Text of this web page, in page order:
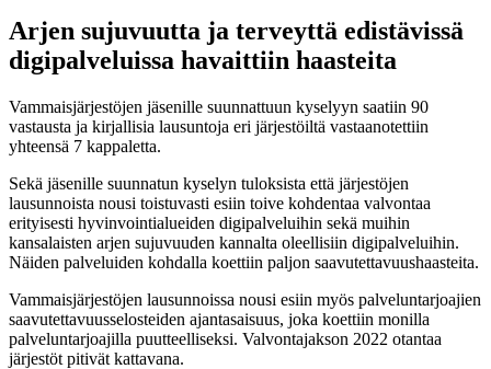
Arjen sujuvuutta ja terveyttä edistävissä
digipalveluissa havaittiin haasteita
Vammaisjärjestöjen jäsenille suunnattuun kyselyyn saatiin 90
vastausta ja kirjallisia lausuntoja eri järjestöiltä vastaanotettiin
yhteensä 7 kappaletta.
Sekä jäsenille suunnatun kyselyn tuloksista että järjestöjen
lausunnoista nousi toistuvasti esiin toive kohdentaa valvontaa
erityisesti hyvinvointialueiden digipalveluihin sekä muihin
kansalaisten arjen sujuvuuden kannalta oleellisiin digipalveluihin.
Näiden palveluiden kohdalla koettiin paljon saavutettavuushaasteita.
Vammaisjärjestöjen lausunnoissa nousi esiin myös palveluntarjoajien
saavutettavuusselosteiden ajantasaisuus, joka koettiin monilla
palveluntarjoajilla puutteelliseksi. Valvontajakson 2022 otantaa
järjestöt pitivät kattavana.